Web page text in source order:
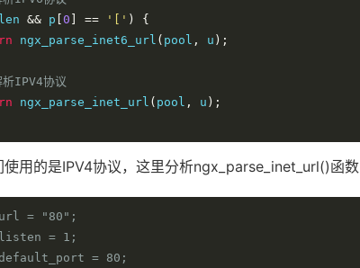
len && p 0 == '[' )
{
ngx_parse_inet6_url ( pool , u );
IPV4协议
ngx_parse_inet_url ( pool , u );
使用的是IPV4协议，这里分析ngx_parse_inet_url()函数
= "80";
= 1;
= 80;